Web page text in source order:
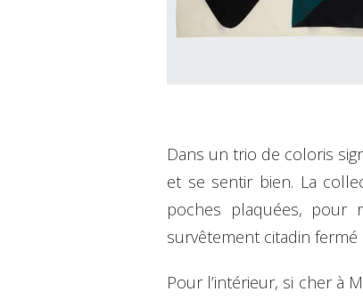
Dans un trio de coloris
et se sentir bien. La
poches plaquées, pour
survêtement citadin
Pour l’intérieur, si cher à